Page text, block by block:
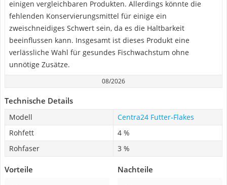
einigen vergleichbaren Produkten. Allerdings könnte die
fehlenden Konservierungsmittel für einige ein
zweischneidiges Schwert sein, da es die Haltbarkeit
beeinflussen kann. Insgesamt ist dieses Produkt eine
verlässliche Wahl für gesundes Fischwachstum ohne
unnötige Zusätze.
08/2026
Technische Details
Modell
Centra24 Futter-Flakes
Rohfett
4 %
Rohfaser
3 %
Vorteile Nachteile